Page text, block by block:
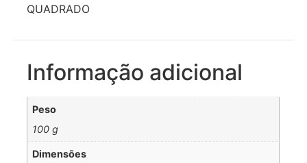
QUADRADO
Informação adicional
Peso
100 g
Dimensões